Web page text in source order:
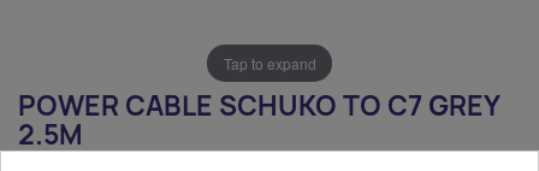
Tap to expand
POWER CABLE SCHUKO TO C7 GREY
2.5M